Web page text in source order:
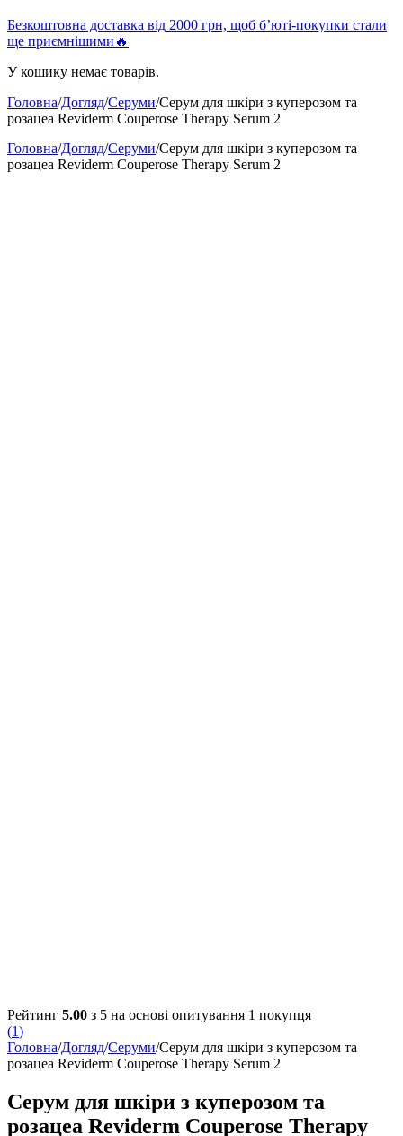
Безкоштовна доставка від 2000 грн, щоб б’юті-покупки стали
ще приємнішими🔥
У кошику немає товарів.
Головна/Догляд/Серуми/Серум для шкіри з куперозом та
розацеа Reviderm Couperose Therapy Serum 2
Головна/Догляд/Серуми/Серум для шкіри з куперозом та
розацеа Reviderm Couperose Therapy Serum 2
Рейтинг 5.00 з 5 на основі опитування 1 покупця
(1)
Головна/Догляд/Серуми/Серум для шкіри з куперозом та
розацеа Reviderm Couperose Therapy Serum 2
Серум для шкіри з куперозом та
розацеа Reviderm Couperose Therapy